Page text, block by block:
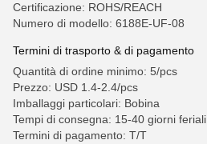
Certificazione: ROHS/REACH
Numero di modello: 6188E-UF-08
Termini di trasporto & di pagamento
Quantità di ordine minimo: 5/pcs
Prezzo: USD 1.4-2.4/pcs
Imballaggi particolari: Bobina
Tempi di consegna: 15-40 giorni feriali
Termini di pagamento: T/T